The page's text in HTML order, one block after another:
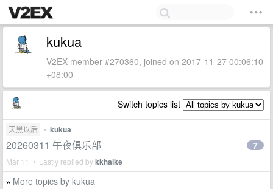
kukua
V2EX member #270360, joined on 2017-11-27 00:06:10
+08:00
Switch topics list
天黑以后 • kukua
20260311 午夜俱乐部
Mar 11 • Lastly replied bykkhaike
7
» More topics by kukua